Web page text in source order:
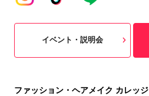
ファッション・ヘアメイク カレッジ
イベント・説明会